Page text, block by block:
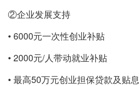
②企业发展支持
• 6000元一次性创业补贴
• 2000元/人带动就业补贴
• 最高50万元创业担保贷款及贴息